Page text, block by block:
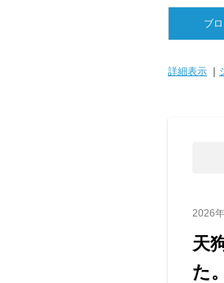
ブ
詳細表示
2026
天
た。